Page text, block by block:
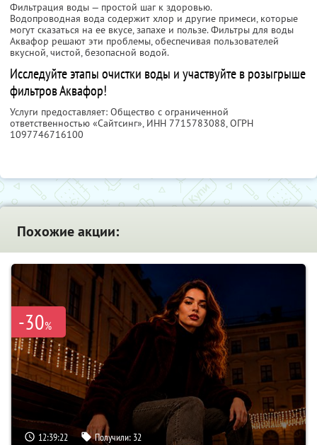
Фильтрация воды — простой шаг к здоровью.
Водопроводная вода содержит хлор и другие примеси, которые
могут сказаться на ее вкусе, запахе и пользе. Фильтры для воды
Аквафор решают эти проблемы, обеспечивая пользователей
вкусной, чистой, безопасной водой.
Исследуйте этапы очистки воды и участвуйте в розыгрыше
фильтров Аквафор!
Услуги предоставляет: Общество с ограниченной
ответственностью «Сайтсинг», ИНН 7715783088, ОГРН
1097746716100
Похожие акции:
-30%
12:39:21 Получили: 32